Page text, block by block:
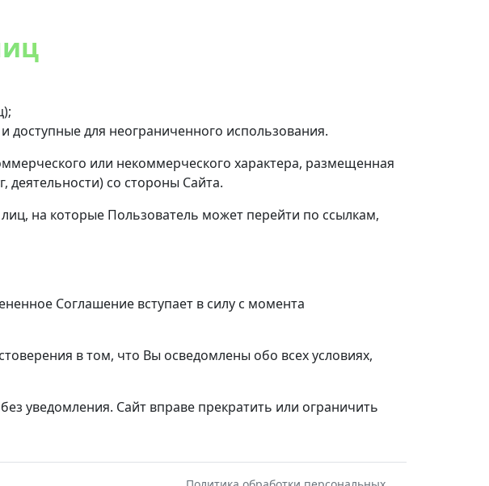
доступные для неограниченного использования.
или некоммерческого характера, размещенная
деятельности) со стороны Сайта.
на которые Пользователь может перейти по ссылкам,
Соглашение вступает в силу с момента
в том, что Вы осведомлены обо всех условиях,
уведомления. Сайт вправе прекратить или ограничить